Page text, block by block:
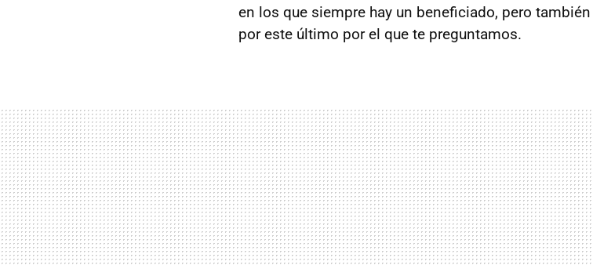
en los que siempre hay un beneficiado, pero
por este último por el que te preguntamos.